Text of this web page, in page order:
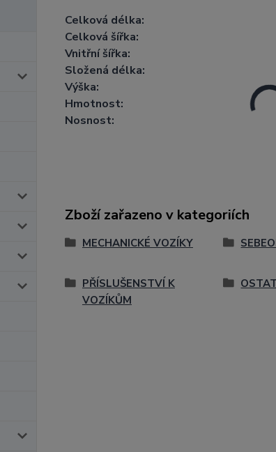
Celková délka:
Celková šířka:
Vnitřní šířka:
Složená délka:
Výška:
Hmotnost:
Nosnost:
Zboží zařazeno v kategoriích
MECHANICKÉ VOZÍKY
PŘÍSLUŠENSTVÍ K
VOZÍKŮM